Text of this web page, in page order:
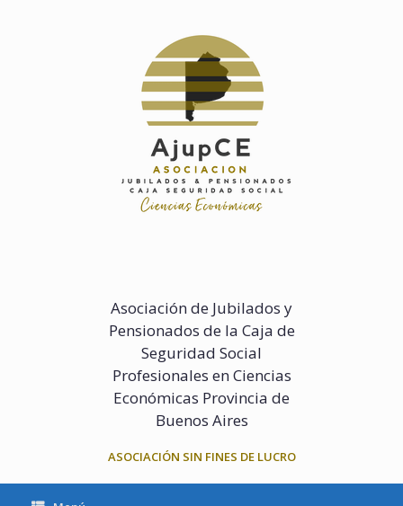
Asociación de Jubilados y
Pensionados de la Caja de
Seguridad Social
Profesionales en Ciencias
Económicas Provincia de
Buenos Aires
ASOCIACIÓN SIN FINES DE LUCRO